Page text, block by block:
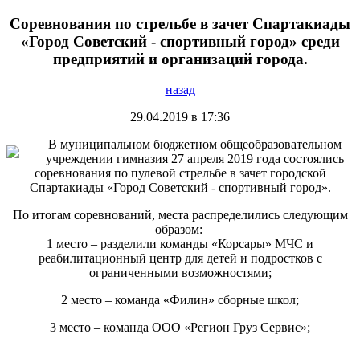
Соревнования по стрельбе в зачет Спартакиады
«Город Советский - спортивный город» среди
предприятий и организаций города.
назад
29.04.2019 в 17:36
В муниципальном бюджетном общеобразовательном
учреждении гимназия 27 апреля 2019 года состоялись
соревнования по пулевой стрельбе в зачет городской
Спартакиады «Город Советский - спортивный город».
По итогам соревнований, места распределились следующим
образом:
1 место – разделили команды «Корсары» МЧС и
реабилитационный центр для детей и подростков с
ограниченными возможностями;
2 место – команда «Филин» сборные школ;
3 место – команда ООО «Регион Груз Сервис»;